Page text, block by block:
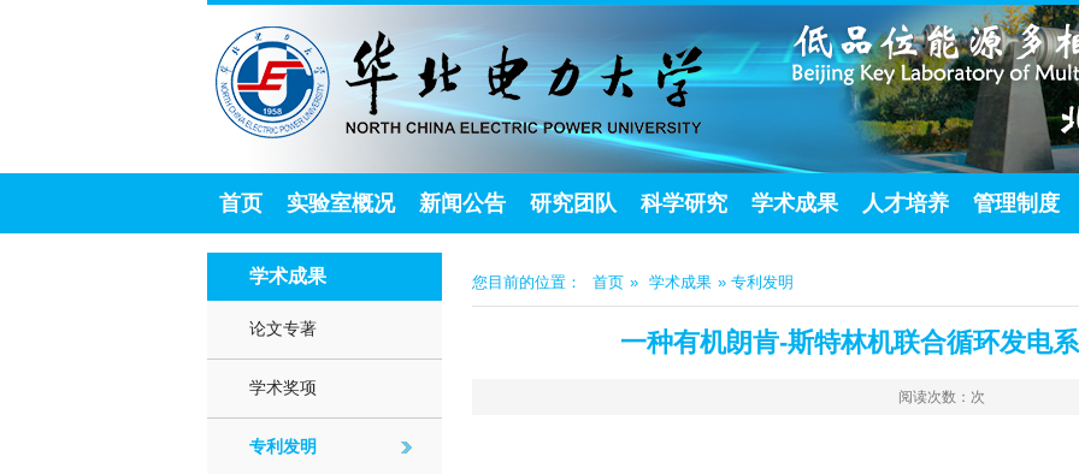
首页 实验室概况 新闻公告 研究团队 科学研究 学术成果 人才培养 管理制度
学术成果
论文专著
学术奖项
专利发明
您目前的位置： 首页 » 学术成果 » 专利发明
一种有机朗肯-斯特林机联合循环发电
阅读次数： 次